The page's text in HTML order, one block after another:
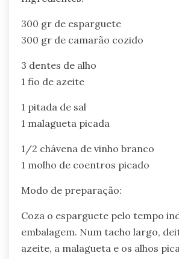
300 gr de esparguete
300 gr de camarão cozido
3 dentes de alho
1 fio de azeite
1 pitada de sal
1 malagueta picada
1/2 chávena de vinho branco
1 molho de coentros picado
Modo de preparação:
Coza o esparguete pelo tempo
embalagem. Num tacho largo,
azeite, a malagueta e os alhos